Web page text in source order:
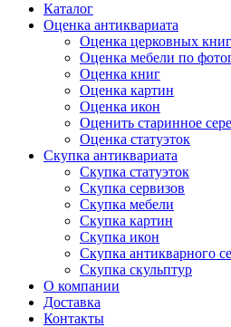
Каталог
Оценка антиквариата
Оценка церковных книг
Оценка мебели по
Оценка книг
Оценка картин
Оценка икон
Оценить старинное
Оценка статуэток
Скупка антиквариата
Скупка статуэток
Скупка сервизов
Скупка мебели
Скупка картин
Скупка икон
Скупка антикварного
Скупка скульптур
О компании
Доставка
Контакты